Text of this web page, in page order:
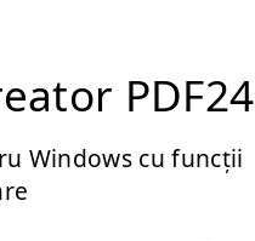
PDF24
Windows cu funcții